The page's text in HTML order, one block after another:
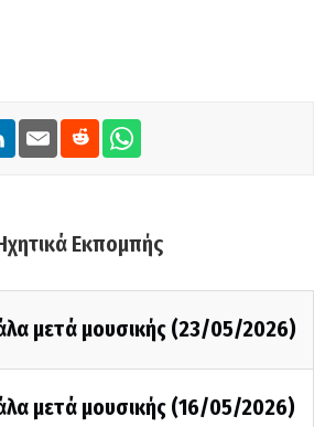
Εκπομπής
μετά μουσικής (23/05/2026)
μετά μουσικής (16/05/2026)